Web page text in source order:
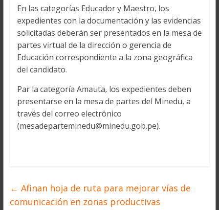
En las categorías Educador y Maestro, los
expedientes con la documentación y las evidencias
solicitadas deberán ser presentados en la mesa de
partes virtual de la dirección o gerencia de
Educación correspondiente a la zona geográfica
del candidato.
Par la categoría Amauta, los expedientes deben
presentarse en la mesa de partes del Minedu, a
través del correo electrónico
(mesadeparteminedu@minedu.gob.pe).
← Afinan hoja de ruta para mejorar vías de
comunicación en zonas productivas